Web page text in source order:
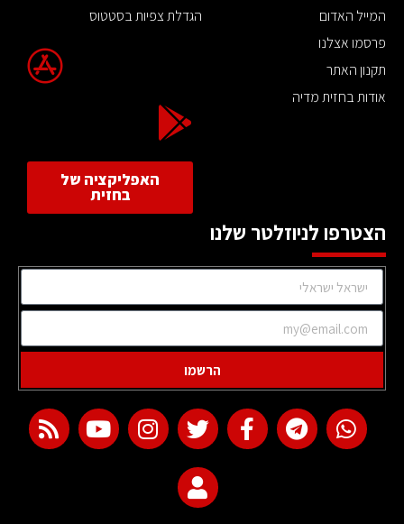
המייל האדום
פרסמו אצלנו
תקנון האתר
אודות בחזית מדיה
הגדלת צפיות בסטטוס
האפליקציה של
בחזית
הצטרפו לניוזלטר שלנו
הרשמו